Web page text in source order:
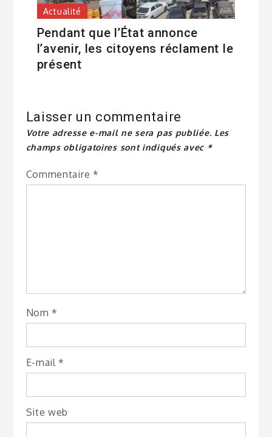
Actualité
Pendant que l’État annonce
l’avenir, les citoyens réclament le
présent
Laisser un commentaire
Votre adresse e-mail ne sera pas publiée. Les
champs obligatoires sont indiqués avec *
Commentaire *
Nom *
E-mail *
Site web